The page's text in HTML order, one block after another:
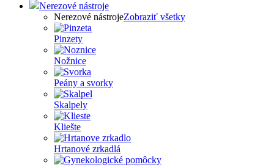
Nerezové nástroje
Nerezové nástrojeZobraziť všetky
Pinzety
Nožnice
Peány a svorky
Skalpely
Kliešte
Hrtanové zrkadlá